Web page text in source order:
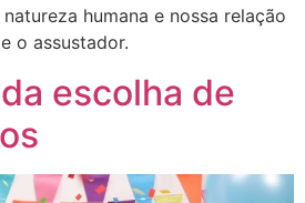
humana e nossa relação
o assustador.
escolha de